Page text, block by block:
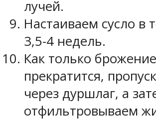
лучей.
Настаиваем сусло в
3,5-4 недель.
Как только брожение
прекратится,
через дуршлаг, а
отфильтровываем